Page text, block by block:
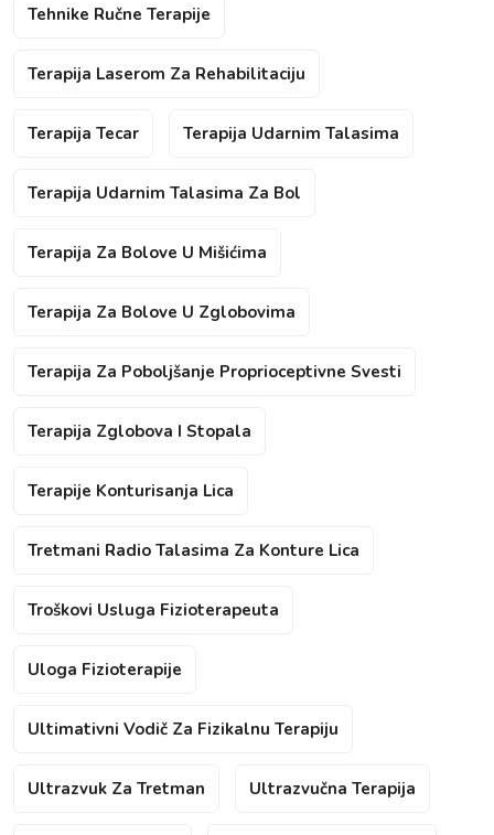
Tehnike Ručne Terapije
Terapija Laserom Za Rehabilitaciju
Terapija Tecar Terapija Udarnim Talasima
Terapija Udarnim Talasima Za Bol
Terapija Za Bolove U Mišićima
Terapija Za Bolove U Zglobovima
Terapija Za Poboljšanje Proprioceptivne Svesti
Terapija Zglobova I Stopala
Terapije Konturisanja Lica
Tretmani Radio Talasima Za Konture Lica
Troškovi Usluga Fizioterapeuta
Uloga Fizioterapije
Ultimativni Vodič Za Fizikalnu Terapiju
Ultrazvuk Za Tretman Ultrazvučna Terapija